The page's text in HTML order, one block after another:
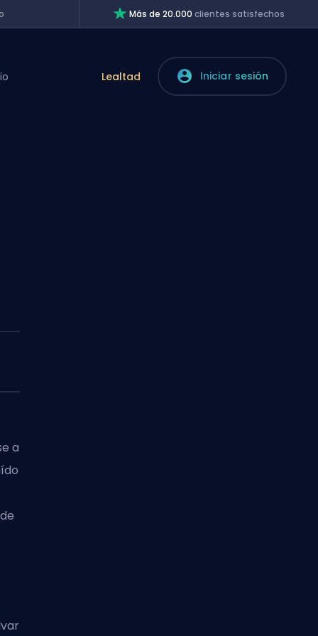
Más de 20.000clientes satisfechos
Lealtad Iniciar sesión
a